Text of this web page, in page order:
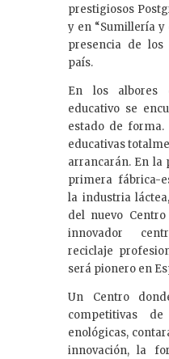
prestigiosos
y en “Sumillería y
presencia de
país.
En los albores
educativo se
estado de
educativas
arrancarán. En la
primera fábrica-
la industria
del nuevo
innovador
reciclaje
será pionero en
Un Centro
competitivas
enológicas,
innovación, la